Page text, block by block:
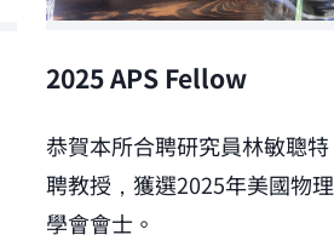
2025 APS Fellow
恭賀本所合聘研究員林敏聰特
聘教授，獲選2025年美國物理
學會會士。